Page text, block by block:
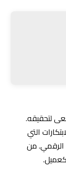
التي
من
رؤية محددة
والتميز من
وتعزيز
الثقة بينهم.